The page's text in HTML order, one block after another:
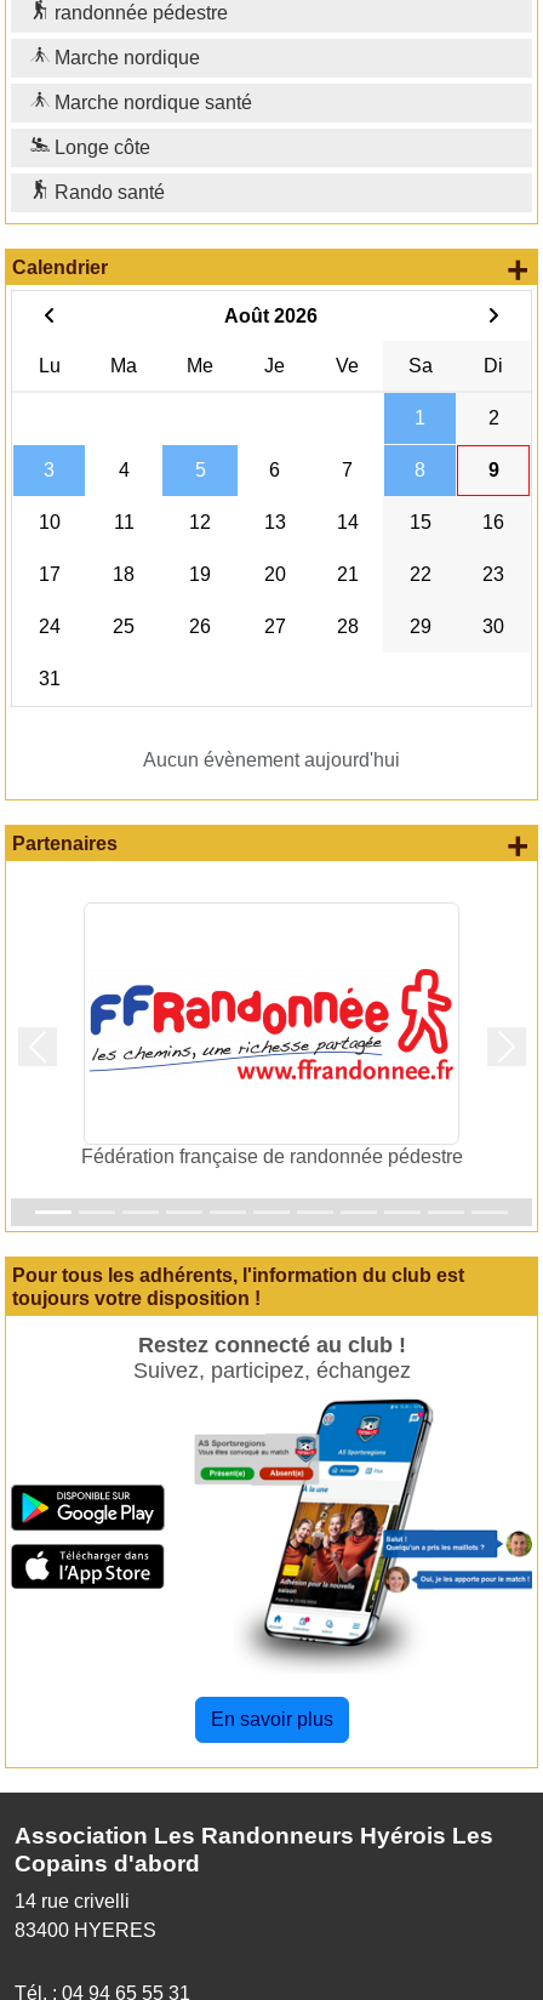
randonnée pédestre
Marche nordique
Marche nordique santé
Longe côte
Rando santé
Calendrier
Août 2026
Lu Ma Me Je Ve Sa Di
1 2
3 4 5 6 7 8 9
10 11 12 13 14 15 16
17 18 19 20 21 22 23
24 25 26 27 28 29 30
31
Aucun évènement aujourd'hui
+
Partenaires
Fédération française de randonnée pédestre
Précedent
+
Pour tous les adhérents, l'information du club est
toujours votre disposition !
Restez connecté au club !
Suivez, participez, échangez
En savoir plus
Association Les Randonneurs Hyérois Les
Copains d'abord
14 rue crivelli
83400 HYERES
Tél. : 04 94 65 55 31